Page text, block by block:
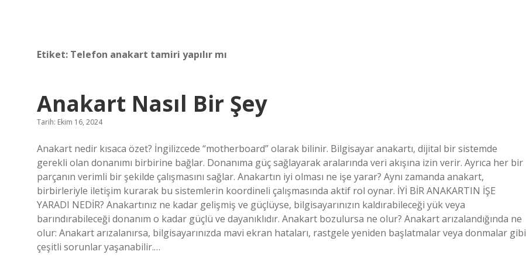
Etiket: Telefon anakart tamiri yapılır mı
Anakart Nasıl Bir Şey
Tarih: Ekim 16, 2024
Anakart nedir kısaca özet? İngilizcede “motherboard” olarak bilinir. Bilgisayar anakartı, dijital bir sistemde
gerekli olan donanımı birbirine bağlar. Donanıma güç sağlayarak aralarında veri akışına izin verir. Ayrıca her bir
parçanın verimli bir şekilde çalışmasını sağlar. Anakartın iyi olması ne işe yarar? Aynı zamanda anakart,
birbirleriyle iletişim kurarak bu sistemlerin koordineli çalışmasında aktif rol oynar. İYİ BİR ANAKARTIN İŞE
YARADI NEDİR? Anakartınız ne kadar gelişmiş ve güçlüyse, bilgisayarınızın kaldırabileceği yük veya
barındırabileceği donanım o kadar güçlü ve dayanıklıdır. Anakart bozulursa ne olur? Anakart arızalandığında ne
olur: Anakart arızalanırsa, bilgisayarınızda mavi ekran hataları, rastgele yeniden başlatmalar veya donmalar gibi
çeşitli sorunlar yaşanabilir.…